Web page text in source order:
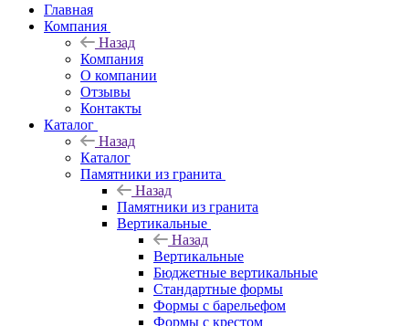
Главная
Компания
Назад
Компания
О компании
Отзывы
Контакты
Каталог
Назад
Каталог
Памятники из гранита
Назад
Памятники из гранита
Вертикальные
Назад
Вертикальные
Бюджетные вертикальные
Стандартные формы
Формы с барельефом
Формы с крестом